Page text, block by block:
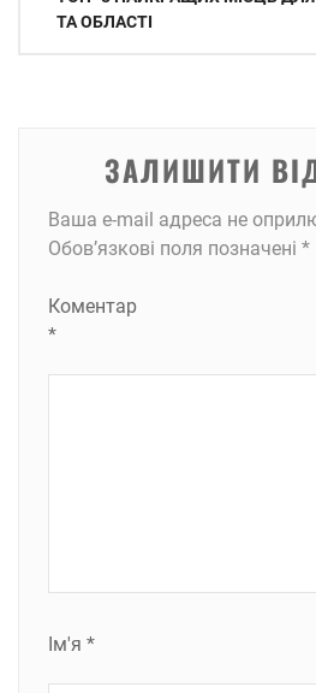
записів
ТА ОБЛАСТІ
ЗАЛИШИТИ
Ваша e-mail адреса не
Обов’язкові поля позначені *
Коментар
*
Ім'я *